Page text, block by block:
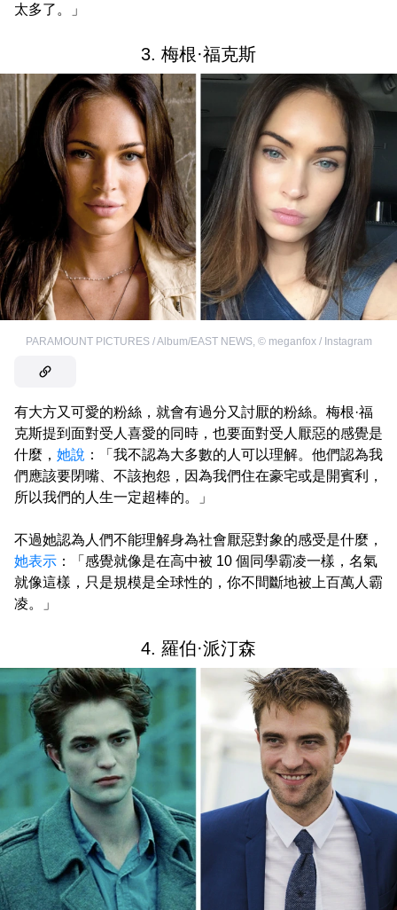
太多了。」
3. 梅根·福克斯
PARAMOUNT PICTURES / Album/EAST NEWS, © meganfox / Instagram
有大方又可愛的粉絲，就會有過分又討厭的粉絲。梅根·福
克斯提到面對受人喜愛的同時，也要面對受人厭惡的感覺是
什麼， 她說 ：「我不認為大多數的人可以理解。他們認為我
們應該要閉嘴、不該抱怨，因為我們住在豪宅或是開賓利，
所以我們的人生一定超棒的。」
不過她認為人們不能理解身為社會厭惡對象的感受是什麼，
她表示 ：「感覺就像是在高中被 10 個同學霸凌一樣，名氣
就像這樣，只是規模是全球性的，你不間斷地被上百萬人霸
凌。」
4. 羅伯·派汀森